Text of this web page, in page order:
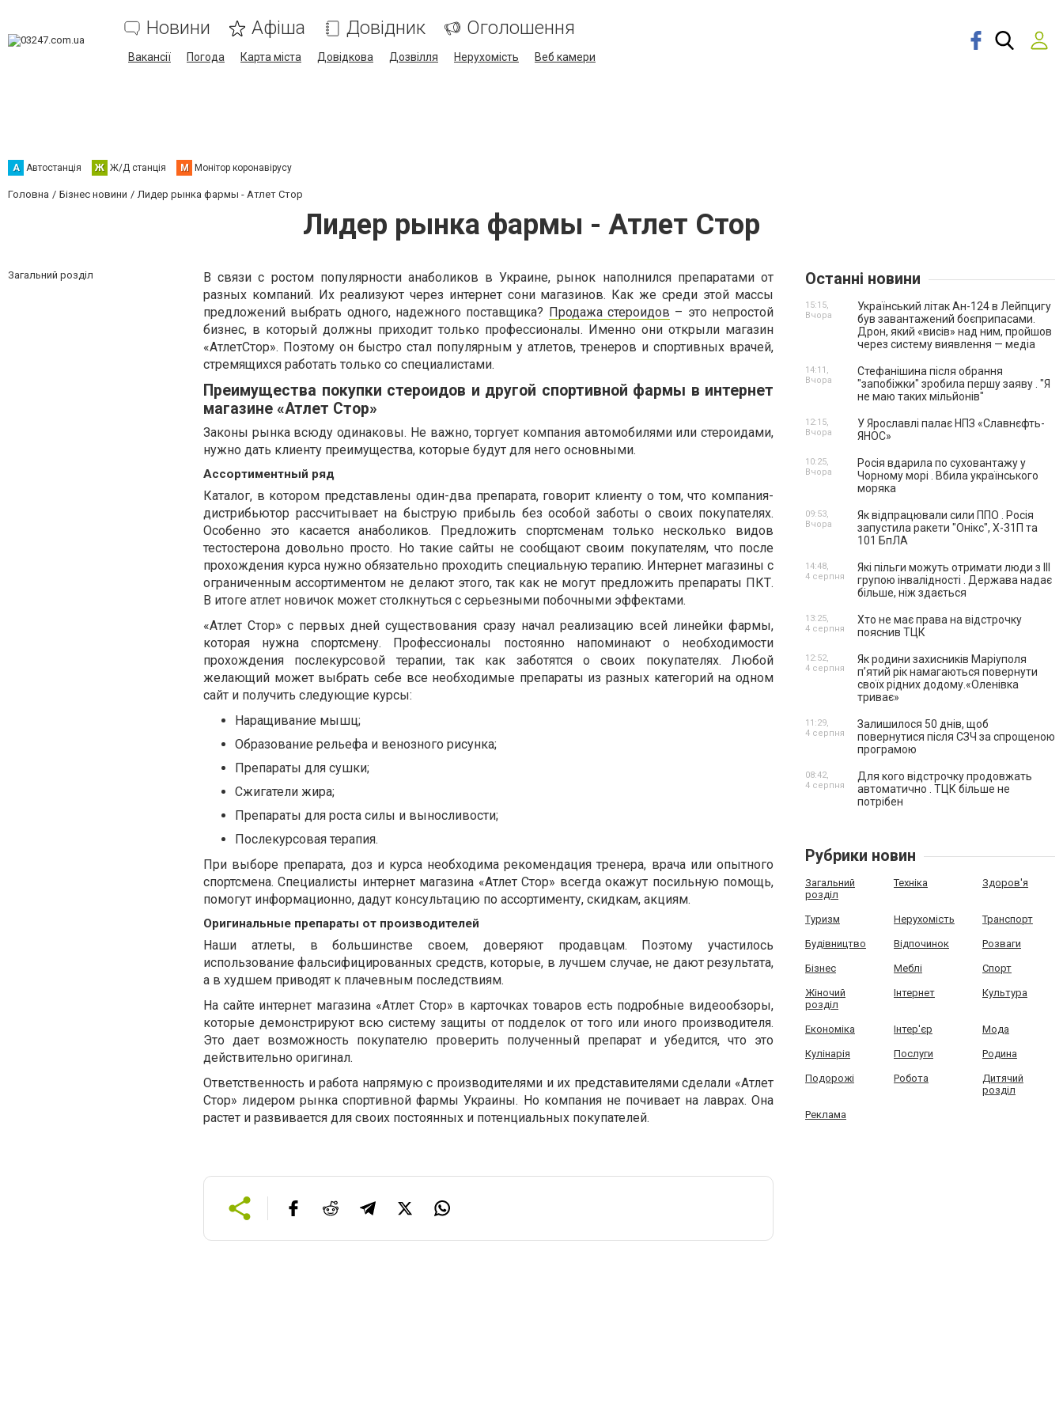
Новини Афіша Довідник Оголошення
Вакансії Погода Карта міста Довідкова Дозвілля Нерухомість Веб камери
А Автостанція Ж Ж/Д станція М Монітор коронавірусу
Головна Бізнес новини Лидер рынка фармы - Атлет Стор
Лидер рынка фармы - Атлет Стор
Загальний розділ
В связи с ростом популярности анаболиков в Украине, рынок наполнился препаратами от
разных компаний. Их реализуют через интернет сони магазинов. Как же среди этой массы
предложений выбрать одного, надежного поставщика? Продажа стероидов – это непростой
бизнес, в который должны приходит только профессионалы. Именно они открыли магазин
«АтлетСтор». Поэтому он быстро стал популярным у атлетов, тренеров и спортивных врачей,
стремящихся работать только со специалистами.
Преимущества покупки стероидов и другой спортивной фармы в интернет
магазине «Атлет Стор»
Законы рынка всюду одинаковы. Не важно, торгует компания автомобилями или стероидами,
нужно дать клиенту преимущества, которые будут для него основными.
Ассортиментный ряд
Каталог, в котором представлены один-два препарата, говорит клиенту о том, что компания-
дистрибьютор рассчитывает на быструю прибыль без особой заботы о своих покупателях.
Особенно это касается анаболиков. Предложить спортсменам только несколько видов
тестостерона довольно просто. Но такие сайты не сообщают своим покупателям, что после
прохождения курса нужно обязательно проходить специальную терапию. Интернет магазины с
ограниченным ассортиментом не делают этого, так как не могут предложить препараты ПКТ.
В итоге атлет новичок может столкнуться с серьезными побочными эффектами.
«Атлет Стор» с первых дней существования сразу начал реализацию всей линейки фармы,
которая нужна спортсмену. Профессионалы постоянно напоминают о необходимости
прохождения послекурсовой терапии, так как заботятся о своих покупателях. Любой
желающий может выбрать себе все необходимые препараты из разных категорий на одном
сайт и получить следующие курсы:
Наращивание мышц;
Образование рельефа и венозного рисунка;
Препараты для сушки;
Сжигатели жира;
Препараты для роста силы и выносливости;
Послекурсовая терапия.
При выборе препарата, доз и курса необходима рекомендация тренера, врача или опытного
спортсмена. Специалисты интернет магазина «Атлет Стор» всегда окажут посильную помощь,
помогут информационно, дадут консультацию по ассортименту, скидкам, акциям.
Оригинальные препараты от производителей
Наши атлеты, в большинстве своем, доверяют продавцам. Поэтому участилось
использование фальсифицированных средств, которые, в лучшем случае, не дают результата,
а в худшем приводят к плачевным последствиям.
На сайте интернет магазина «Атлет Стор» в карточках товаров есть подробные видеообзоры,
которые демонстрируют всю систему защиты от подделок от того или иного производителя.
Это дает возможность покупателю проверить полученный препарат и убедится, что это
действительно оригинал.
Ответственность и работа напрямую с производителями и их представителями сделали «Атлет
Стор» лидером рынка спортивной фармы Украины. Но компания не почивает на лаврах. Она
растет и развивается для своих постоянных и потенциальных покупателей.
Останні новини
Український літак Ан-124 в Лейпцигу
був завантажений боєприпасами.
Дрон, який «висів» над ним, пройшов
через систему виявлення — медіа
15:15,
Вчора
Стефанішина після обрання
"запобіжки" зробила першу заяву . "Я
не маю таких мільйонів"
14:11,
Вчора
У Ярославлі палає НПЗ «Славнєфть-
ЯНОС»
12:15,
Вчора
Росія вдарила по суховантажу у
Чорному морі . Вбила українського
моряка
10:25,
Вчора
Як відпрацювали сили ППО . Росія
запустила ракети "Онікс", Х-31П та
101 БпЛА
09:53,
Вчора
Які пільги можуть отримати люди з III
групою інвалідності . Держава надає
більше, ніж здається
14:48,
4 серпня
Хто не має права на відстрочку
пояснив ТЦК
13:25,
4 серпня
Як родини захисників Маріуполя
пʼятий рік намагаються повернути
своїх рідних додому.«Оленівка
триває»
12:52,
4 серпня
Залишилося 50 днів, щоб
повернутися після СЗЧ за спрощеною
програмою
11:29,
4 серпня
Для кого відстрочку продовжать
автоматично . ТЦК більше не
потрібен
08:42,
4 серпня
Рубрики новин
Загальний
розділ
Техніка Здоров'я
Туризм Нерухомість Транспорт
Будівництво Відпочинок Розваги
Бізнес Меблі Спорт
Жіночий
розділ
Інтернет Культура
Економіка Інтер'єр Мода
Кулінарія Послуги Родина
Подорожі Робота
Дитячий
розділ
Реклама